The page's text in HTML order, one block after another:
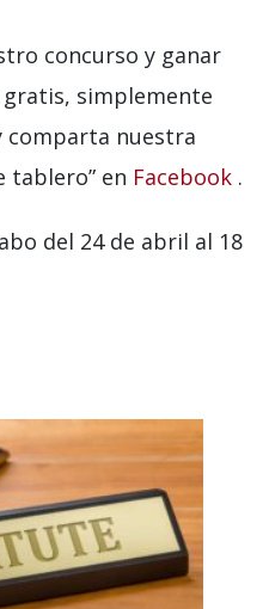
concurso y ganar
simplemente
comparta nuestra
tablero” en Facebook .
del 24 de abril al 18